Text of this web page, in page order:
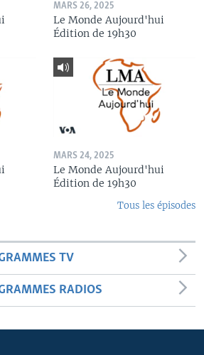
MARS 26, 2025
Le Monde Aujourd'hui
Édition de 19h30
MARS 24, 2025
Le Monde Aujourd'hui
Édition de 19h30
Tous les épisodes
TV
RADIOS